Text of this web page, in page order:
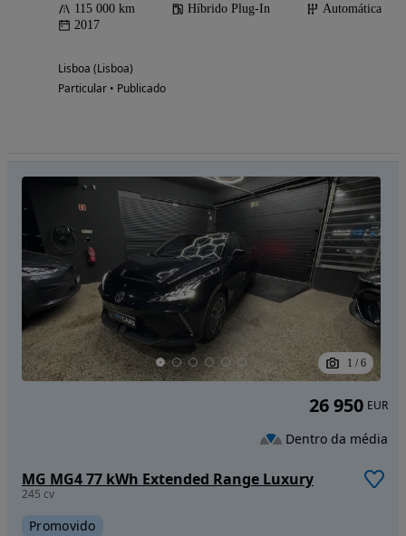
115 000 km Híbrido Plug-In
Automática
2017
Lisboa (Lisboa)
Particular • Publicado
1 / 6
MG MG4 77 kWh Extended Range Luxury
245 cv
Promovido
26 950 EUR
Dentro da média